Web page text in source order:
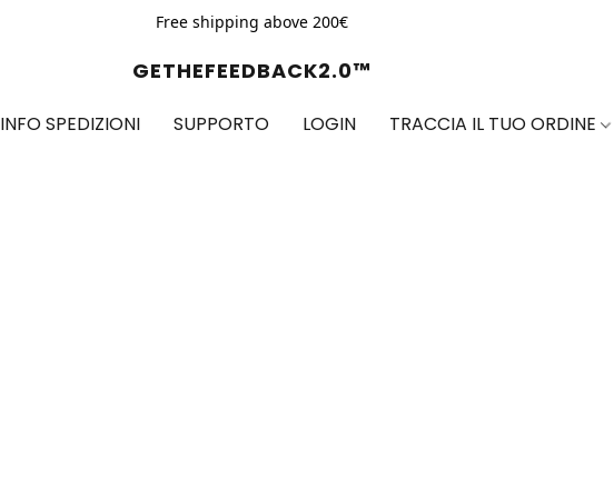
Free shipping above 200€
GETHEFEEDBACK2.0™
INFO SPEDIZIONI SUPPORTO LOGIN TRACCIA IL TUO ORDINE